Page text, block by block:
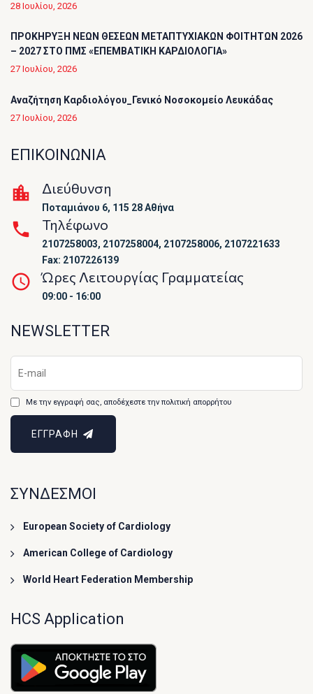
28 Ιουλίου, 2026
ΠΡΟΚΗΡΥΞΗ ΝΕΩΝ ΘΕΣΕΩΝ ΜΕΤΑΠΤΥΧΙΑΚΩΝ ΦΟΙΤΗΤΩΝ 2026
– 2027 ΣΤΟ ΠΜΣ «ΕΠΕΜΒΑΤΙΚΗ ΚΑΡΔΙΟΛΟΓΙΑ»
27 Ιουλίου, 2026
Αναζήτηση Καρδιολόγου_Γενικό Νοσοκομείο Λευκάδας
27 Ιουλίου, 2026
ΕΠΙΚΟΙΝΩΝΙΑ
Διεύθυνση
Ποταμιάνου 6, 115 28 Αθήνα
Τηλέφωνο
2107258003, 2107258004, 2107258006, 2107221633
Fax: 2107226139
Ώρες Λειτουργίας Γραμματείας
09:00 - 16:00
NEWSLETTER
Με την εγγραφή σας, αποδέχεστε την πολιτική απορρήτου
ΕΓΓΡΑΦΗ
ΣΥΝΔΕΣΜΟΙ
European Society of Cardiology
American College of Cardiology
World Heart Federation Membership
HCS Application